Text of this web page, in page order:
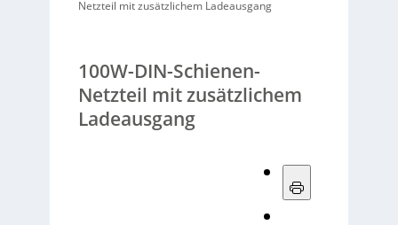
Netzteil mit zusätzlichem Ladeausgang
100W-DIN-Schienen-
Netzteil mit zusätzlichem
Ladeausgang